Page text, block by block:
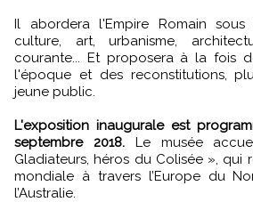
Il abordera l'Empire Romain sous
culture, art, urbanisme,
courante... Et proposera à la fois
l'époque et des reconstitutions,
jeune public.
L'exposition inaugurale est
septembre 2018. Le musée
Gladiateurs, héros du Colisée », qui
mondiale à travers l’Europe du
l’Australie.